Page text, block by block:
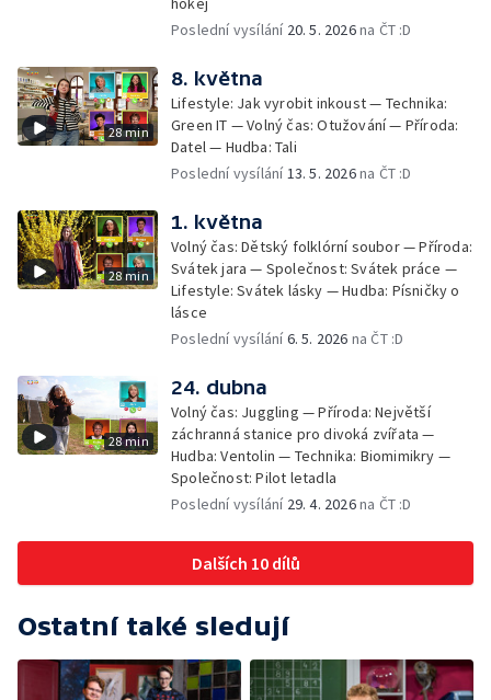
Poslední vysílání 20. 5. 2026na ČT :D
28 min
8. května
Lifestyle: Jak vyrobit inkoust — Technika:
Green IT — Volný čas: Otužování — Příroda:
Datel — Hudba: Tali
Poslední vysílání13. 5. 2026na ČT :D
28 min
1. května
Volný čas: Dětský folklórní soubor — Příroda:
Svátek jara — Společnost: Svátek práce —
Lifestyle: Svátek lásky — Hudba: Písničky o
lásce
Poslední vysílání6. 5. 2026 na ČT :D
28 min
24. dubna
Volný čas: Juggling — Příroda: Největší
záchranná stanice pro divoká zvířata —
Hudba: Ventolin — Technika: Biomimikry —
Společnost: Pilot letadla
Poslední vysílání 29. 4. 2026na ČT :D
Dalších 10 dílů
Ostatní také sledují